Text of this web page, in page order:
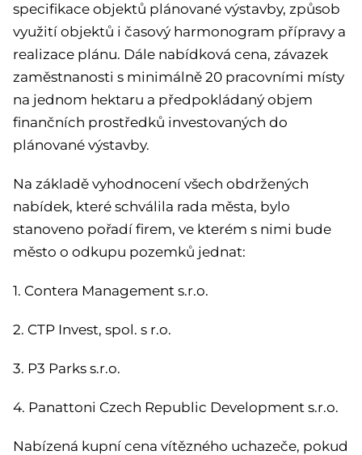
specifikace objektů plánované výstavby, způsob
využití objektů i časový harmonogram přípravy a
realizace plánu. Dále nabídková cena, závazek
zaměstnanosti s minimálně 20 pracovními místy
na jednom hektaru a předpokládaný objem
finančních prostředků investovaných do
plánované výstavby.
Na základě vyhodnocení všech obdržených
nabídek, které schválila rada města, bylo
stanoveno pořadí firem, ve kterém s nimi bude
město o odkupu pozemků jednat:
1. Contera Management s.r.o.
2. CTP Invest, spol. s r.o.
3. P3 Parks s.r.o.
4. Panattoni Czech Republic Development s.r.o.
Nabízená kupní cena vítězného uchazeče, pokud